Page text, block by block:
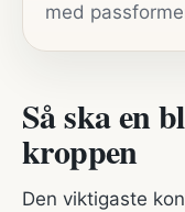
med
Så ska en
kroppen
Den viktigaste